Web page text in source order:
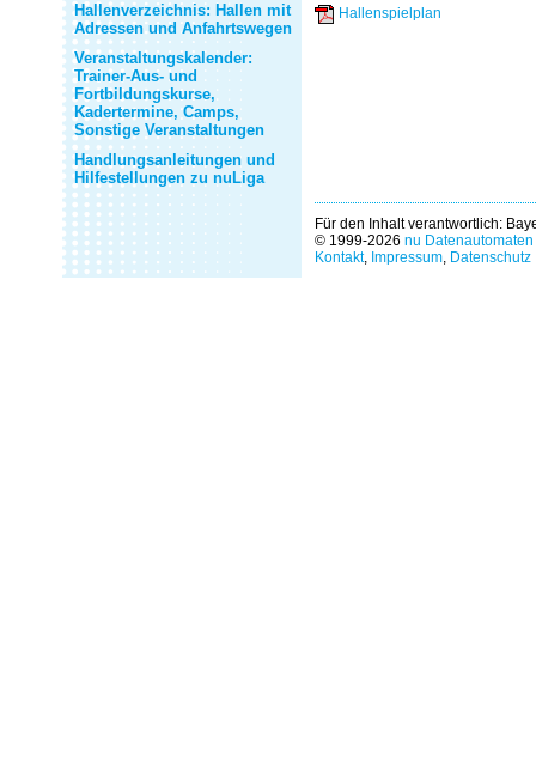
Hallenverzeichnis: Hallen mit
Adressen und Anfahrtswegen
Veranstaltungskalender:
Trainer-Aus- und
Fortbildungskurse,
Kadertermine, Camps,
Sonstige Veranstaltungen
Handlungsanleitungen und
Hilfestellungen zu nuLiga
Hallenspielplan
Für den Inhalt verantwortlich:
© 1999-2026 nu
Kontakt, Impressum, Datenschutz